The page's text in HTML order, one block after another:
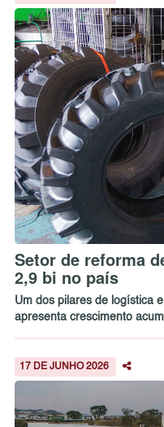
Setor de reforma
2,9 bi no país
Um dos pilares de logística
apresenta crescimento
17 DE JUNHO 2026